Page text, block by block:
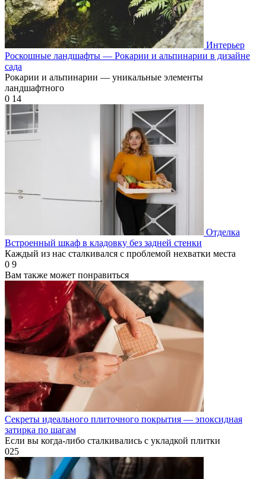
Интерьер
Роскошные ландшафты — Рокарии и альпинарии в дизайне
сада
Рокарии и альпинарии — уникальные элементы
ландшафтного
0 14
Отделка
Встроенный шкаф в кладовку без задней стенки
Каждый из нас сталкивался с проблемой нехватки места
0 9
Вам также может понравиться
Секреты идеального плиточного покрытия — эпоксидная
затирка по шагам
Если вы когда-либо сталкивались с укладкой плитки
025